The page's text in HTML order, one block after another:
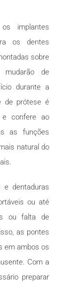
implantes
os dentes
sobre
mudarão de
durante a
de prótese é
e confere ao
as funções
natural do
e dentaduras
ou até
ou falta de
as pontes
em ambos os
Com a
preparar